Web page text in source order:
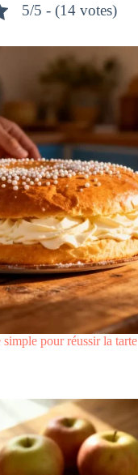
5/5 - (14 votes)
pour réussir la tarte